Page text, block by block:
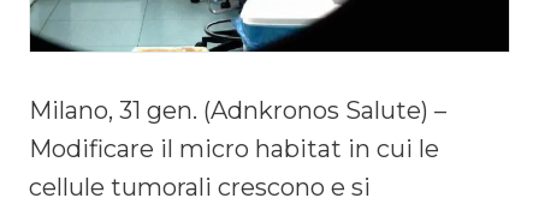
Milano, 31 gen. (Adnkronos Salute) –
Modificare il micro habitat in cui le
cellule tumorali crescono e si